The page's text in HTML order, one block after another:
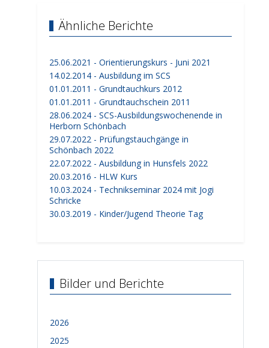
Ähnliche Berichte
25.06.2021 - Orientierungskurs - Juni 2021
14.02.2014 - Ausbildung im SCS
01.01.2011 - Grundtauchkurs 2012
01.01.2011 - Grundtauchschein 2011
28.06.2024 - SCS-Ausbildungswochenende in
Herborn Schönbach
29.07.2022 - Prüfungstauchgänge in
Schönbach 2022
22.07.2022 - Ausbildung in Hunsfels 2022
20.03.2016 - HLW Kurs
10.03.2024 - Technikseminar 2024 mit Jogi
Schricke
30.03.2019 - Kinder/Jugend Theorie Tag
Bilder und Berichte
2026
2025